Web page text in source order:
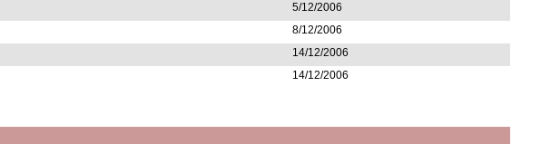
5/12/2006
8/12/2006
14/12/2006
14/12/2006